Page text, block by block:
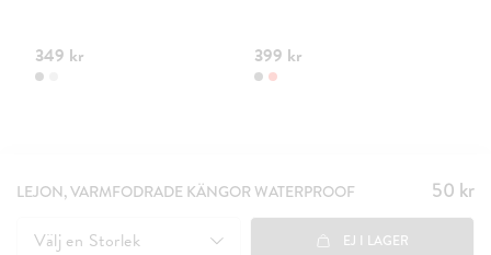
349 kr 399 kr
LEJON, VARMFODRADE KÄNGOR WATERPROOF Pris:
50 kr
50 kr
Välj en Storlek EJ I LAGER